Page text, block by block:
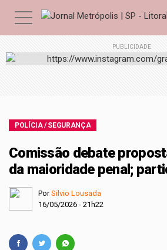
PUBLICIDADE
POLÍCIA / SEGURANÇA
Comissão debate
da maioridade penal;
PorSilvio Lousada
16/05/2026 - 21h22